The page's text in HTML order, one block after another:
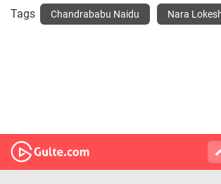
Tags Chandrababu Naidu Nara